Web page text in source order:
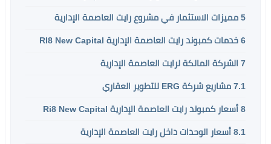
5 مميزات الاستثمار في مشروع رايت العاصمة الإدارية
6 خدمات كمبوند رايت العاصمة الإدارية RI8 New Capital
7 الشركة المالكة لرايت العاصمة الإدارية
7.1 مشاريع شركة ERG للتطوير العقاري
8 أسعار كمبوند رايت العاصمة الإدارية Ri8 New Capital
8.1 أسعار الوحدات داخل رايت العاصمة الإدارية